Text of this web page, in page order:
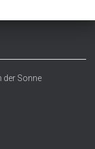
der Sonne